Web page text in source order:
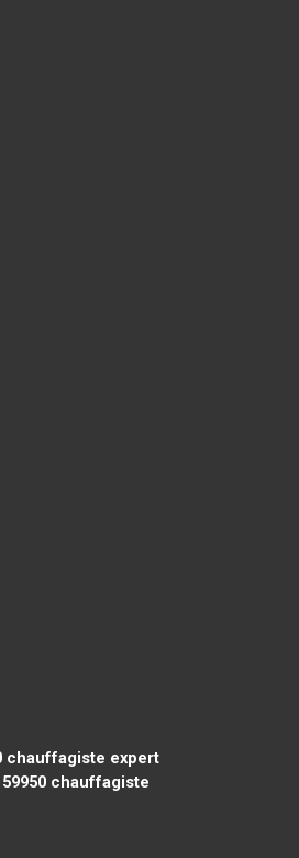
chauffagiste expert
chauffagiste